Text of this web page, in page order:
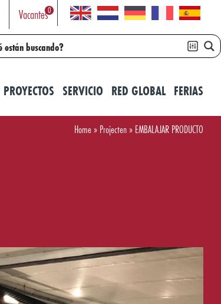
Vacantes0
PROYECTOS SERVICIO RED GLOBAL FERIAS
Home» Projecten» EMBALAJAR PRODUCTO